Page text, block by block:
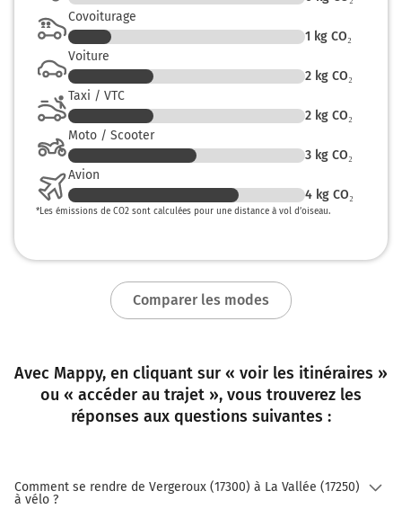
Prendre légèrement à droite Rue du Général Kilmaine
et continuer sur 90 mètres
9,1 km
Prendre à droite la voie et continuer sur 20 mètres
9,1 km
Prendre à gauche Quai Auriol Roy Bry et continuer sur
400 mètres
9,2 km
Prendre légèrement à droite Quai des Capucins et
continuer sur 270 mètres
9,8 km
Prendre légèrement à droite la voie et continuer sur 1,5
10,1 km
Prendre à droite la voie et continuer sur 2,2 kilomètres
Covoiturage
1 kg CO₂
Voiture
2 kg CO₂
Taxi / VTC
2 kg CO₂
Moto / Scooter
3 kg CO₂
Avion
4 kg CO₂
*Les émissions de CO2 sont calculées pour une distance à vol d’oiseau.
Comparer les modes
Avec Mappy, en cliquant sur « voir les itinéraires »
ou « accéder au trajet », vous trouverez les
réponses aux questions suivantes :
Comment se rendre de Vergeroux (17300) à La Vallée (17250)
à vélo ?